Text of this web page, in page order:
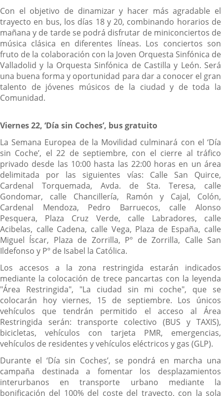
Con el objetivo de dinamizar y hacer más agradable el
trayecto en bus, los días 18 y 20, combinando horarios de
mañana y de tarde se podrá disfrutar de miniconciertos de
música clásica en diferentes líneas. Los conciertos son
fruto de la colaboración con la Joven Orquesta Sinfónica de
Valladolid y la Orquesta Sinfónica de Castilla y León. Será
una buena forma y oportunidad para dar a conocer el gran
talento de jóvenes músicos de la ciudad y de toda la
Comunidad.
Viernes 22, ‘Día sin Coches’, bus gratuito
La Semana Europea de la Movilidad culminará con el ‘Día
sin Coche’, el 22 de septiembre, con el cierre al tráfico
privado desde las 10:00 hasta las 22:00 horas en un área
delimitada por las siguientes vías: Calle San Quirce,
Cardenal Torquemada, Avda. de Sta. Teresa, calle
Gondomar, calle Chancillería, Ramón y Cajal, Colón,
Cardenal Mendoza, Pedro Barruecos, calle Alonso
Pesquera, Plaza Cruz Verde, calle Labradores, calle
Acibelas, calle Cadena, calle Vega, Plaza de España, calle
Miguel Íscar, Plaza de Zorrilla, Pº de Zorrilla, Calle San
Ildefonso y Pº de Isabel la Católica.
Los accesos a la zona restringida estarán indicados
mediante la colocación de trece pancartas con la leyenda
"Área Restringida", "La ciudad sin mi coche", que se
colocarán hoy viernes, 15 de septiembre. Los únicos
vehículos que tendrán permitido el acceso al Área
Restringida serán: transporte colectivo (BUS y TAXIS),
bicicletas, vehículos con tarjeta PMR, emergencias,
vehículos de residentes y vehículos eléctricos y gas (GLP).
Durante el ‘Día sin Coches’, se pondrá en marcha una
campaña destinada a fomentar los desplazamientos
interurbanos en transporte urbano mediante la
bonificación del 100% del coste del trayecto, con la sola